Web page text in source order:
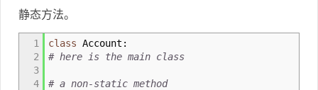
静态方法。
1
2
3
4
class Account:
# here is the main class
# a non-static method